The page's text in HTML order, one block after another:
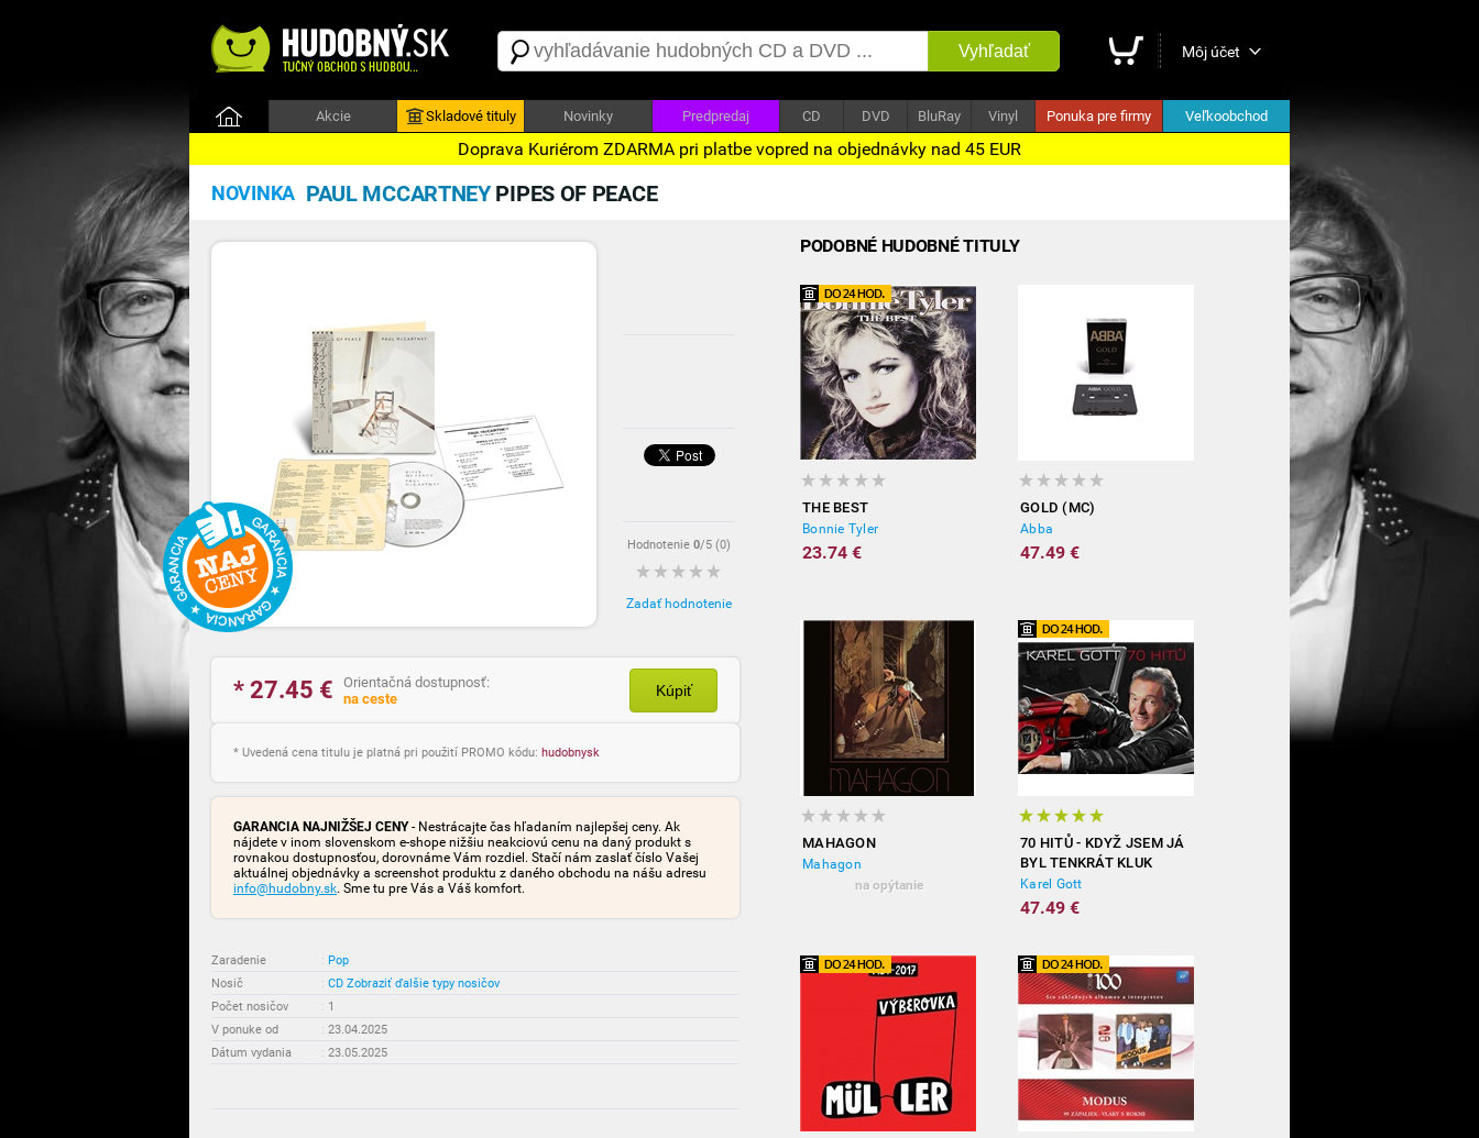
Vyhľadať Môj účet
Akcie Skladové tituly Novinky Predpredaj CD DVD BluRay Vinyl Ponuka pre firmy Veľkoobchod
Doprava Kuriérom ZDARMA pri platbe vopred na objednávky nad 45 EUR
NOVINKA PAUL MCCARTNEY PIPES OF PEACE
Hodnotenie 0/5 (0)
Zadať hodnotenie
* 27.45 €
Orientačná dostupnosť:
na ceste
Kúpiť
* Uvedená cena titulu je platná pri použití PROMO kódu: hudobnysk
GARANCIA NAJNIŽŠEJ CENY- Nestrácajte čas hľadaním najlepšej ceny. Ak
nájdete v inom slovenskom e-shope nižšiu neakciovú cenu na daný produkt s
rovnakou dostupnosťou, dorovnáme Vám rozdiel. Stačí nám zaslať číslo Vašej
aktuálnej objednávky a screenshot produktu z daného obchodu na nášu adresu
info@hudobny.sk. Sme tu pre Vás a Váš komfort.
Zaradenie : Pop
Nosič
: CD Zobraziť ďalšie typy nosičov
Počet nosičov
: 1
V ponuke od
: 23.04.2025
Dátum vydania
: 23.05.2025
PODOBNÉ HUDOBNÉ TITULY
THE BEST
Bonnie Tyler
23.74 €
GOLD (MC)
Abba
47.49 €
MAHAGON
Mahagon
na opýtanie
70 HITŮ - KDYŽ JSEM JÁ
BYL TENKRÁT KLUK
(3CD)
Karel Gott
47.49 €